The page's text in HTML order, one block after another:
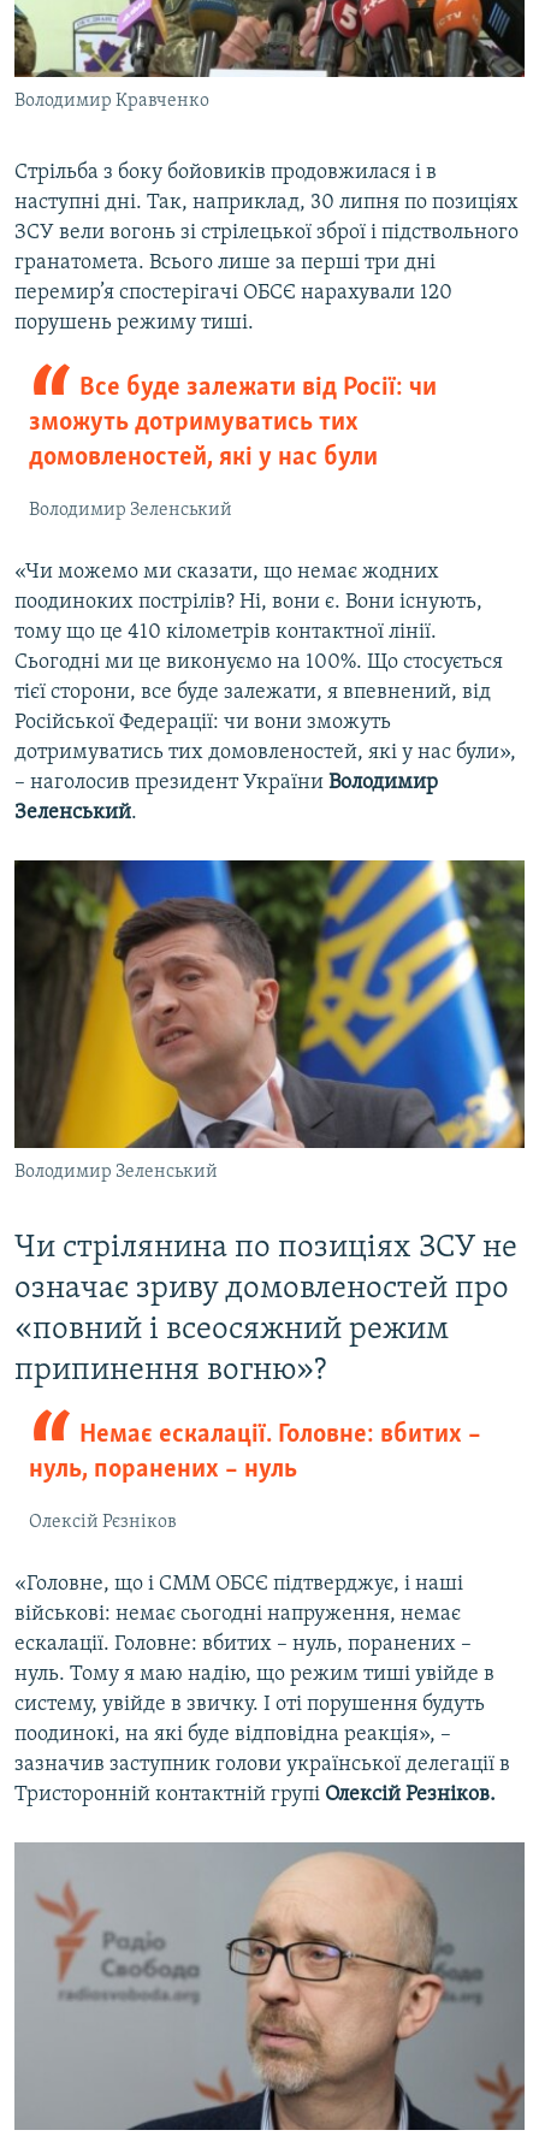
Володимир Кравченко
Стрільба з боку бойовиків продовжилася і в
наступні дні. Так, наприклад, 30 липня по позиціях
ЗСУ вели вогонь зі стрілецької зброї і підствольного
гранатомета. Всього лише за перші три дні
перемир’я спостерігачі ОБСЄ нарахували 120
порушень режиму тиші.
Все буде залежати від Росії: чи
зможуть дотримуватись тих
домовленостей, які у нас були
Володимир Зеленський
«Чи можемо ми сказати, що немає жодних
поодиноких пострілів? Ні, вони є. Вони існують,
тому що це 410 кілометрів контактної лінії.
Сьогодні ми це виконуємо на 100%. Що стосується
тієї сторони, все буде залежати, я впевнений, від
Російської Федерації: чи вони зможуть
дотримуватись тих домовленостей, які у нас були»,
– наголосив президент України Володимир
Зеленський.
Володимир Зеленський
Чи стрілянина по позиціях ЗСУ не
означає зриву домовленостей про
«повний і всеосяжний режим
припинення вогню»?
Немає ескалації. Головне: вбитих –
нуль, поранених – нуль
Олексій Рєзніков
«Головне, що і СММ ОБСЄ підтверджує, і наші
військові: немає сьогодні напруження, немає
ескалації. Головне: вбитих – нуль, поранених –
нуль. Тому я маю надію, що режим тиші увійде в
систему, увійде в звичку. І оті порушення будуть
поодинокі, на які буде відповідна реакція», –
зазначив заступник голови української делегації в
Тристоронній контактній групі Олексій Резніков.